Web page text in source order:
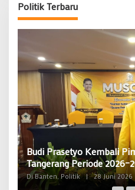
Politik Terbaru
Budi Prasetyo Kembali
Tangerang Periode
Di Banten, Politik | 28 Juni 2026